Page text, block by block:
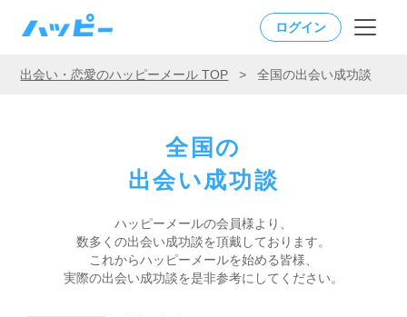
ログイン
出会い・恋愛のハッピーメール TOP > 全国の出会い成功談
全国の
出会い成功談
ハッピーメールの会員様より、
数多くの出会い成功談を頂戴しております。
これからハッピーメールを始める皆様、
実際の出会い成功談を是非参考にしてください。